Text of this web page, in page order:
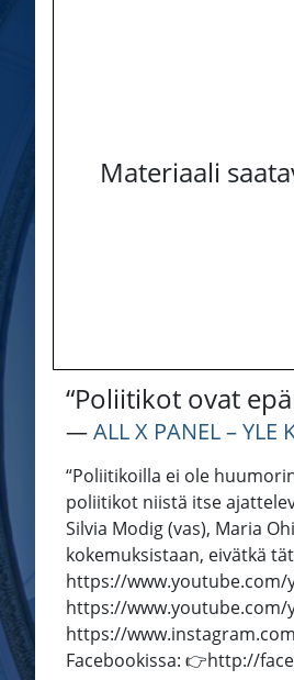
Materiaali
“Poliitikot ovat
―ALL X PANEL – YLE
“Poliitikoilla ei ole
poliitikot niistä itse
Silvia Modig (vas), Maria
kokemuksistaan, eivätkä
https://www.youtube.com/
https://www.youtube.com/
https://
Facebookissa: 👉http://